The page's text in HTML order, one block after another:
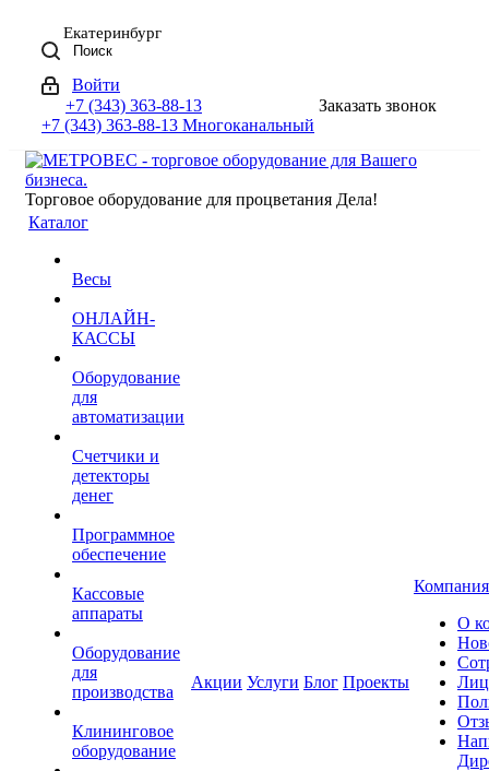
Екатеринбург
Поиск
Войти
+7 (343) 363-88-13
+7 (343) 363-88-13 Многоканальный
Заказать звонок
Торговое оборудование для процветания Дела!
Каталог
Весы
ОНЛАЙН-
КАССЫ
Оборудование
для
автоматизации
Счетчики и
детекторы
денег
Программное
обеспечение
Кассовые
аппараты
Оборудование
для
производства
Клининговое
оборудование
Акции Услуги Блог Проекты
Компания
О